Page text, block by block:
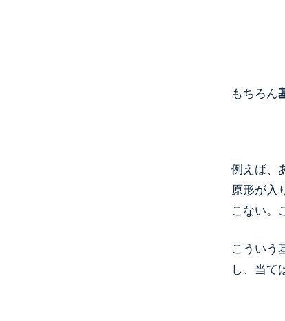
もちろん
例えば、
原形が入
こない。
こういう
し、当て